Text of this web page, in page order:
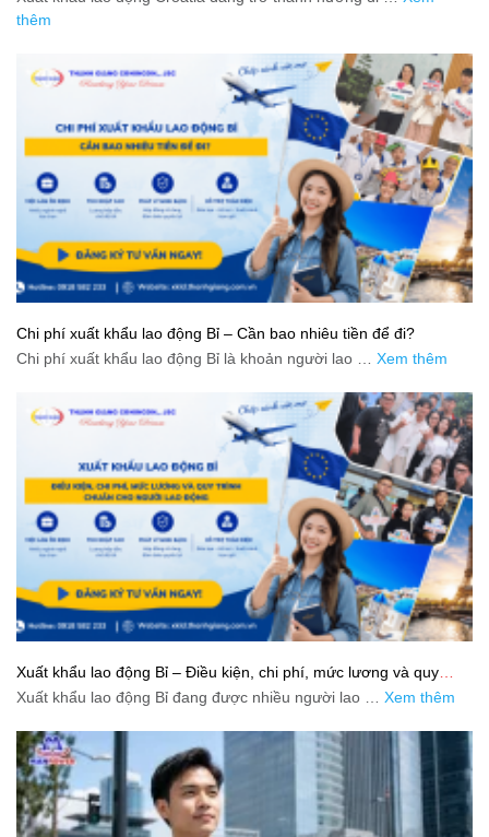
thêm
Chi phí xuất khẩu lao động Bỉ – Cần bao nhiêu tiền để đi?
Chi phí xuất khẩu lao động Bỉ là khoản người lao … Xem thêm
Xuất khẩu lao động Bỉ – Điều kiện, chi phí, mức lương và quy
trình chuẩn cho người lao động
Xuất khẩu lao động Bỉ đang được nhiều người lao … Xem thêm